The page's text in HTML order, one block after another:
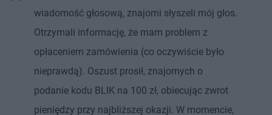
wiadomość głosową, znajomi słyszeli mój głos.
Otrzymali informację, że mam problem z
opłaceniem zamówienia (co oczywiście było
nieprawdą). Oszust prosił, znajomych o
podanie kodu BLIK na 100 zł, obiecując zwrot
pieniędzy przy najbliższej okazji. W momencie,